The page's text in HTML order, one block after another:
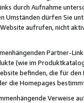
durch Aufnahme
Umständen dürfen Sie
aufrufen, nicht
Partner-
(wie im
befinden, die für
die Homepages